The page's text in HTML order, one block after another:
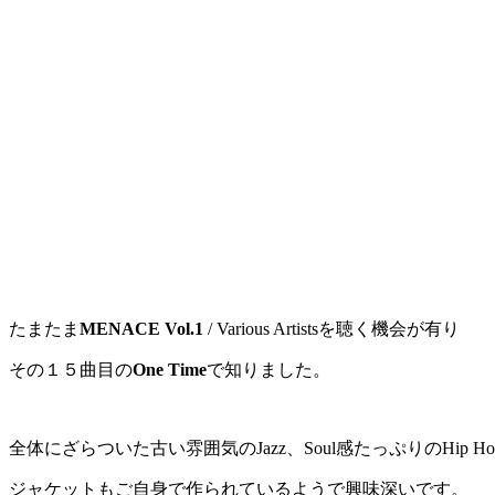
たまたま MENACE Vol.1 / Various Artistsを聴く機会が有り
その１５曲目のOne Timeで知りました。
全体にざらついた古い雰囲気のJazz、Soul感たっぷりのHip
ジャケットもご自身で作られているようで興味深いです。